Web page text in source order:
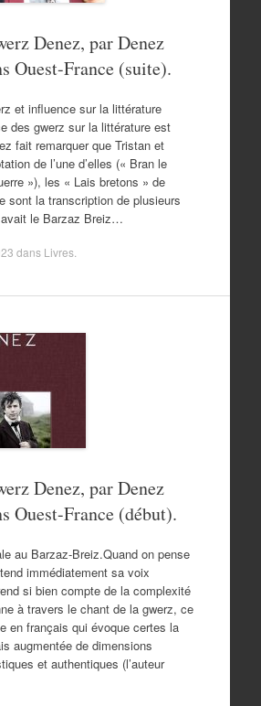
Denez, par Denez
Ouest-France (suite).
et influence sur la littérature
des gwerz sur la littérature est
fait remarquer que Tristan et
de l’une d’elles (« Bran le
»), les « Lais bretons » de
sont la transcription de plusieurs
le Barzaz Breiz…
dans Livres.
Denez, par Denez
Ouest-France (début).
au Barzaz-Breiz.Quand on pense
immédiatement sa voix
si bien compte de la complexité
à travers le chant de la gwerz, ce
en français qui évoque certes la
augmentée de dimensions
et authentiques (l’auteur